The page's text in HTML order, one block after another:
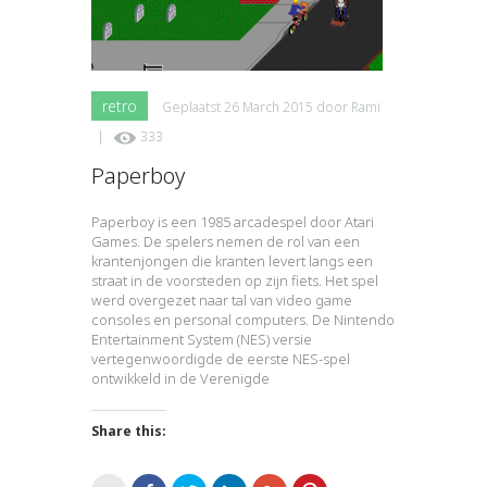
retro Geplaatst26 March 2015 door Rami
333
Paperboy
Paperboy is een 1985 arcadespel door Atari
Games. De spelers nemen de rol van een
krantenjongen die kranten levert langs een
straat in de voorsteden op zijn fiets. Het spel
werd overgezet naar tal van video game
consoles en personal computers. De Nintendo
Entertainment System (NES) versie
vertegenwoordigde de eerste NES-spel
ontwikkeld in de Verenigde
Share this: